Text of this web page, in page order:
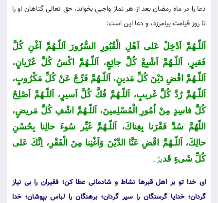
دعا را در ماه رمضان بعد از هر نماز واجبى بخواند، حق تعالى گناهان او را
تا روز قیامت بیامرزد، و دعا این است:
اَللّـهُمَّ اَدْخِلْ عَلى اَهْلِ الْقُبُورِ السُّرُورَ اَللّـهُمَّ اَغْنِ كُلَّ
فَقیرٍ، اَللّـهُمَّ اَشْبِعْ كُلَّ جائِعٍ، اَللّـهُمَّ اكْسُ كُلَّ عُرْیانٍ،
اَللّـهُمَّ اقْضِ دَیْنَ كُلِّ مَدینٍ، اَللّـهُمَّ فَرِّجْ عَنْ كُلِّ مَكْرُوبٍ،
اَللّـهُمَّ رُدَّ كُلَّ غَریبٍ، اَللّـهُمَّ فُكَّ كُلَّ اَسیرٍ، اَللّـهُمَّ اَصْلِحْ
كُلَّ فاسِدٍ مِنْ اُمُورِ الْمُسْلِمینَ، اَللّـهُمَّ اشْفِ كُلَّ مَریضٍ،
اللّهُمَّ سُدَّ فَقْرَنا بِغِناكَ، اَللّـهُمَّ غَیِّر سُوءَ حالِنا بِحُسْنِ
حالِكَ، اَللّـهُمَّ اقْضِ عَنَّا الدَّیْنَ وَاَغْنِنا مِنَ الْفَقْرِ، اِنَّكَ عَلى
كُلِّ شَیءٍ قَدیرٌ .
اى خدا تو بر اهل قبرها نشاط و شادمانى عطا كن؛ فقیران را بى نیاز
گردان؛ خدایا گرسنگان را سیر گردان؛ برهنگان را لباس بپوشان؛ خدا